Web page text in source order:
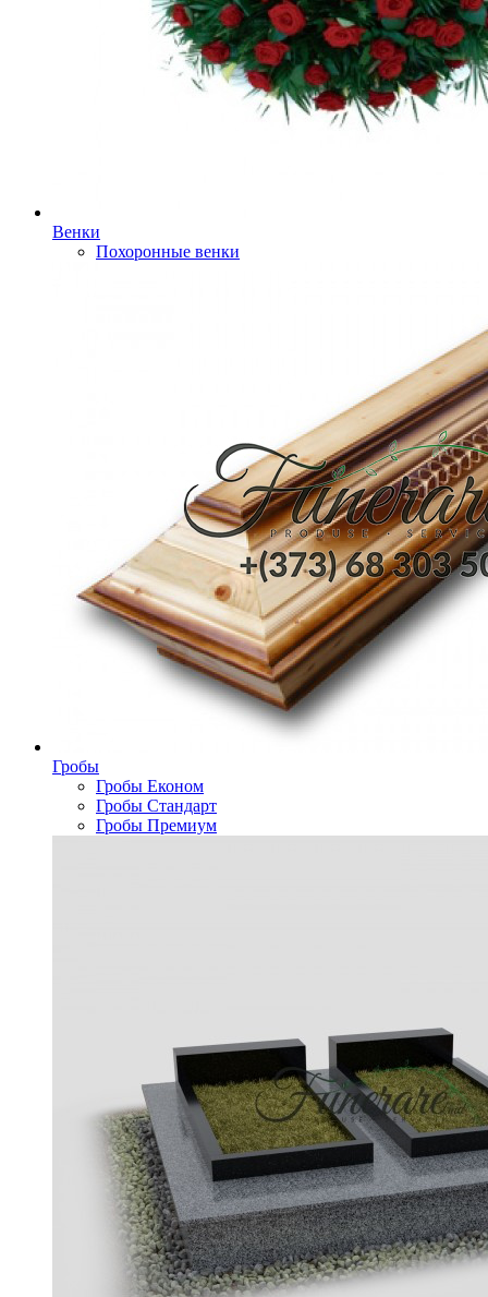
Венки
Похоронные венки
Гробы
Гробы Економ
Гробы Стандарт
Гробы Премиум